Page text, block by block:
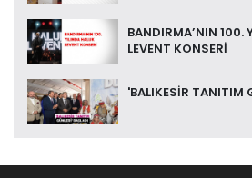
BANDIRMA’NIN 100.
LEVENT KONSERİ
'BALIKESİR TANITIM